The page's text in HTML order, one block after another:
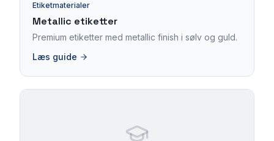
Etiketmaterialer
Metallic etiketter
Premium etiketter med metallic finish i sølv og guld.
Læs guide